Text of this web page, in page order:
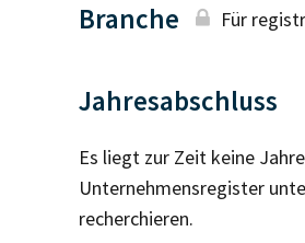
Branche Für
Jahresabschluss
Es liegt zur Zeit keine
Unternehmensregister
recherchieren.